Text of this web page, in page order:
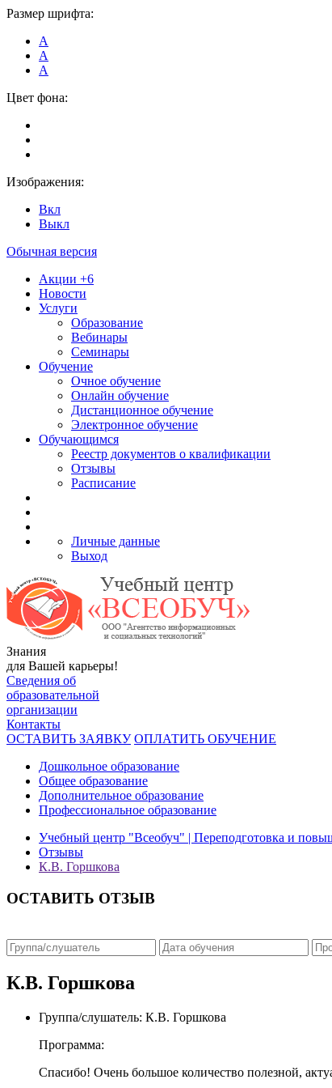
Размер шрифта:
А
А
А
Цвет фона:
Изображения:
Вкл
Выкл
Обычная версия
Акции +6
Новости
Услуги
Образование
Вебинары
Семинары
Обучение
Очное обучение
Онлайн обучение
Дистанционное обучение
Электронное обучение
Обучающимся
Реестр документов о квалификации
Отзывы
Расписание
Личные данные
Выход
Знания
для Вашей карьеры!
Сведения об
образовательной
организации
Контакты
ОСТАВИТЬ ЗАЯВКУ ОПЛАТИТЬ ОБУЧЕНИЕ
Дошкольное образование
Общее образование
Дополнительное образование
Профессиональное образование
Учебный центр "Всеобуч" | Переподготовка и
Отзывы
К.В. Горшкова
ОСТАВИТЬ ОТЗЫВ
К.В. Горшкова
Группа/слушатель: К.В. Горшкова
Программа:
Спасибо! Очень большое количество полезной,